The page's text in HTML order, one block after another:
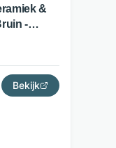
&
-
Bekijk